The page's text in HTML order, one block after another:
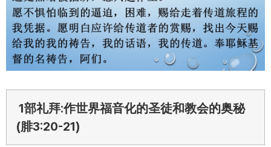
1部礼拜:作世界福音化的圣徒和教会的奥秘
(腓3:20-21)